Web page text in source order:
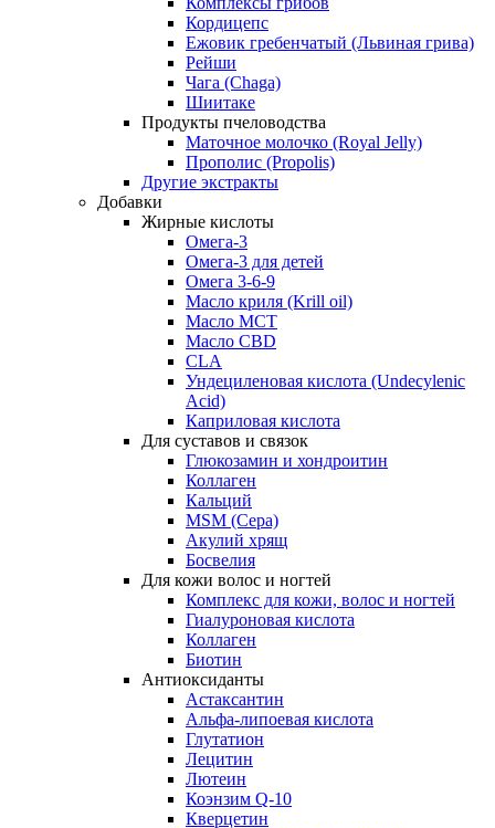
Кордицепс
Ежовик гребенчатый (Львиная грива)
Рейши
Чага (Chaga)
Шиитаке
Продукты пчеловодства
Маточное молочко (Royal Jelly)
Прополис (Propolis)
Другие экстракты
Добавки
Жирные кислоты
Омега-3
Омега-3 для детей
Омега 3-6-9
Масло криля (Krill oil)
Масло МСТ
Масло CBD
CLA
Ундециленовая кислота (Undecylenic
Acid)
Каприловая кислота
Для суставов и связок
Глюкозамин и хондроитин
Коллаген
Кальций
MSM (Сера)
Акулий хрящ
Босвелия
Для кожи волос и ногтей
Комплекс для кожи, волос и ногтей
Гиалуроновая кислота
Коллаген
Биотин
Антиоксиданты
Астаксантин
Альфа-липоевая кислота
Глутатион
Лецитин
Лютеин
Коэнзим Q-10
Кверцетин